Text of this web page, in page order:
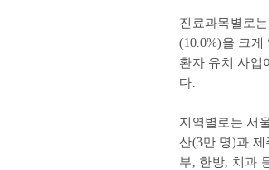
진료과목별로
(10.0%)을 크게
환자 유치 사업
다.
지역별로는 서
산(3만 명)과 제
부, 한방, 치과